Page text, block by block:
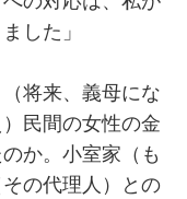
した」
将来、義母にな
民間の女性の金
か。小室家（も
の代理人）との